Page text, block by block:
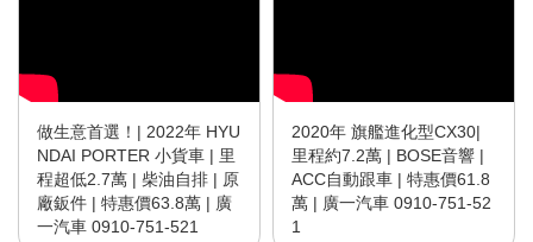
做生意首選！| 2022年 HYU
NDAI PORTER 小貨車 | 里
程超低2.7萬 | 柴油自排 | 原
廠鈑件 | 特惠價63.8萬 | 廣
一汽車 0910-751-521
2020年 旗艦進化型CX30|
里程約7.2萬 | BOSE音響 |
ACC自動跟車 | 特惠價61.8
萬 | 廣一汽車 0910-751-52
1